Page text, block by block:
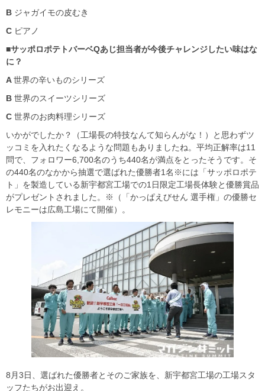
B ジャガイモの皮むき
C ピアノ
■サッポロポテトバーベQあじ担当者が今後チャレンジしたい味はな
に？
A世界の辛いものシリーズ
B 世界のスイーツシリーズ
C 世界のお肉料理シリーズ
いかがでしたか？（工場長の特技なんて知らんがな！）と思わずツ
ッコミを入れたくなるような問題もありましたね。平均正解率は11
問で、フォロワー6,700名のうち440名が満点をとったそうです。そ
の440名のなかから抽選で選ばれた優勝者1名※には「サッポロポテ
ト」を製造している新宇都宮工場での1日限定工場長体験と優勝賞品
がプレゼントされました。※（「かっぱえびせん 選手権」の優勝セ
レモニーは広島工場にて開催）。
8月3日、選ばれた優勝者とそのご家族を、新宇都宮工場の工場スタ
ッフたちがお出迎え。